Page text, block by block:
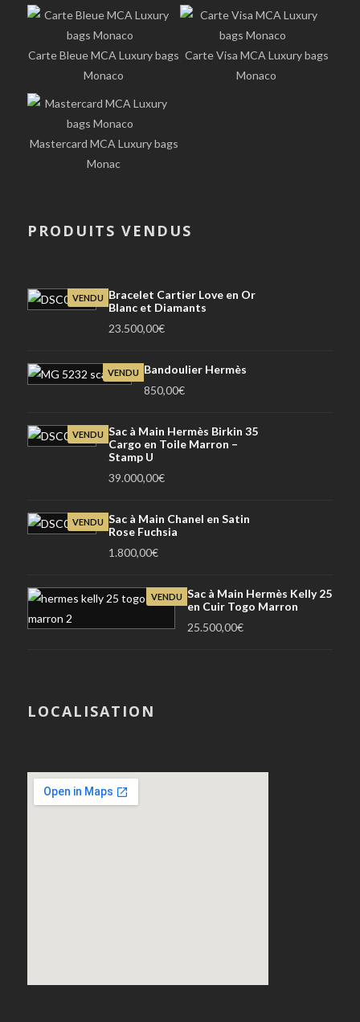
Carte Bleue MCA Luxury bags
Monaco
Carte Visa MCA Luxury bags
Monaco
Mastercard MCA Luxury bags
Monac
PRODUITS VENDUS
VENDU
Bracelet Cartier Love en Or
Blanc et Diamants
23.500,00€
VENDU
Bandoulier Hermès
850,00€
VENDU Sac à Main Hermès Birkin 35
Cargo en Toile Marron –
Stamp U
39.000,00€
VENDU Sac à Main Chanel en Satin
Rose Fuchsia
1.800,00€
VENDU Sac à Main Hermès Kelly 25
en Cuir Togo Marron
25.500,00€
LOCALISATION